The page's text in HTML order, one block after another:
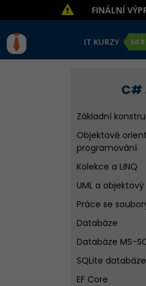
FINÁLNÍ
IT KURZY od 0
C#
Základní
Objektově
programování
Kolekce a LINQ
UML a
Práce se
Databáze
Databáze MS-
SQLite
EF Core